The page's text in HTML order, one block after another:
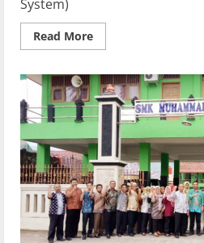
System)
Read MoreRead
more
dengan
PT.
KIAS